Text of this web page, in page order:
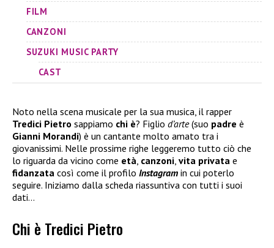
FILM
CANZONI
SUZUKI MUSIC PARTY
CAST
Noto nella scena musicale per la sua musica, il rapper
Tredici Pietro sappiamo chi è? Figlio d’arte(suo padre è
Gianni Morandi) è un cantante molto amato tra i
giovanissimi. Nelle prossime righe leggeremo tutto ciò che
lo riguarda da vicino come età, canzoni, vita privata e
fidanzata così come il profilo Instagram in cui poterlo
seguire. Iniziamo dalla scheda riassuntiva con tutti i suoi
dati…
Chi è Tredici Pietro